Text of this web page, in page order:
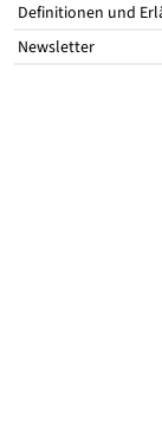
Definitionen und
Newsletter